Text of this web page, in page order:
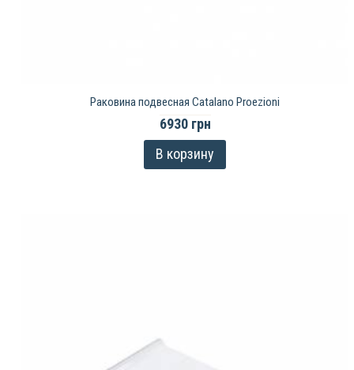
Раковина подвесная Catalano Proezioni
6930 грн
В корзину